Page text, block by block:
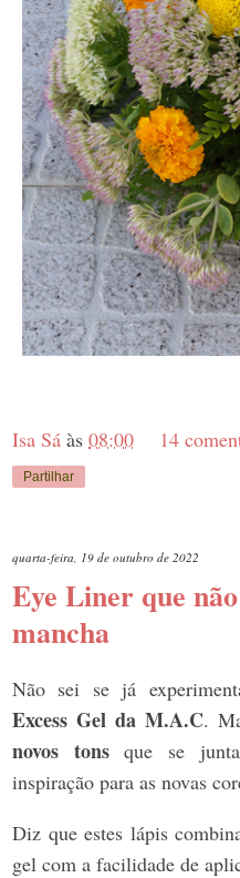
Isa Sá às 08:00 14
Partilhar
quarta-feira, 19 de outubro de 2022
Eye Liner que
mancha
Não sei se já
Excess Gel da M.A.C.
novos tonsque se
inspiração para as novas
Diz que estes lápis
gel com a facilidade de